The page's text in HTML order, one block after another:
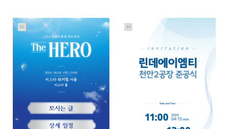
424
12-21
인바이트미
525
12-21
인바이트미
H H